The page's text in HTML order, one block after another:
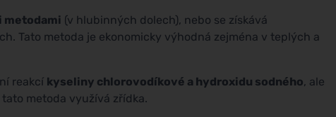
metodami (v hlubinných dolech), nebo se získává
Tato metoda je ekonomicky výhodná zejména v teplých a
reakcí kyseliny chlorovodíkové a hydroxidu sodného, ale
metoda využívá zřídka.